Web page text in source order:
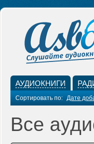
АУДИОКНИГИ
Сортировать по: Дате
Все